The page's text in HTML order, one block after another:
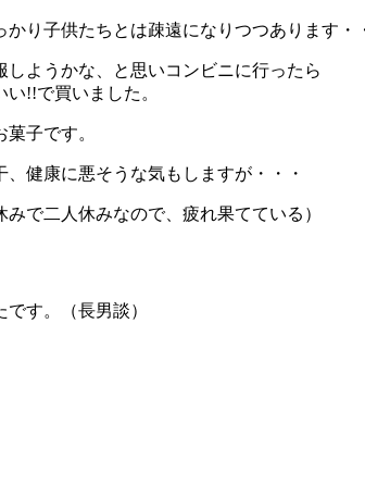
り子供たちとは疎遠になりつつあります・
ようかな、と思いコンビニに行ったら
!!で買いました。
子です。
健康に悪そうな気もしますが・・・
で二人休みなので、疲れ果てている）
す。（長男談）